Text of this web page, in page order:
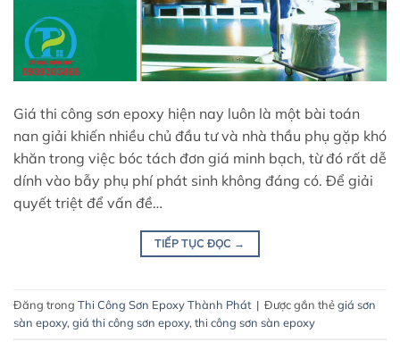
Giá thi công sơn epoxy hiện nay luôn là một bài toán
nan giải khiến nhiều chủ đầu tư và nhà thầu phụ gặp khó
khăn trong việc bóc tách đơn giá minh bạch, từ đó rất dễ
dính vào bẫy phụ phí phát sinh không đáng có. Để giải
quyết triệt để vấn đề…
TIẾP TỤC ĐỌC →
Đăng trong Thi Công Sơn Epoxy Thành Phát | Được gắn thẻgiá sơn
sàn epoxy, giá thi công sơn epoxy, thi công sơn sàn epoxy